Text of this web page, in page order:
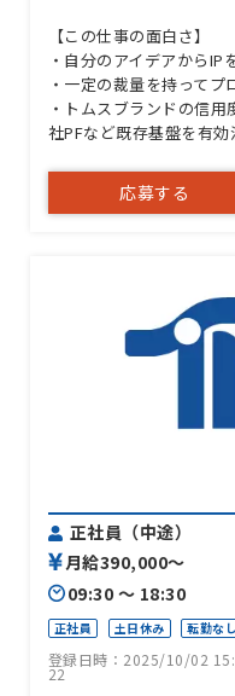
【この仕事の面白さ】
・自分のアイデアからIP
・一定の裁量を持って
・トムスブランドの信
社PFなど既存基盤を有効
応募する
正社員（中途）
月給390,000〜
09:30 〜 18:30
正社員 土日休み 転勤なし
登録日時：2025/10/02
22